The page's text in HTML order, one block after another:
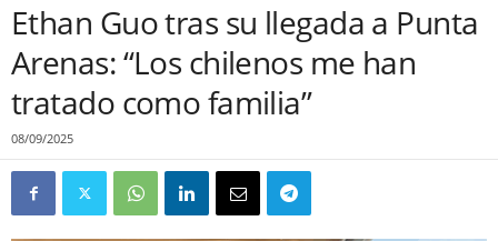
Ethan Guo tras su llegada a Punta
Arenas: “Los chilenos me han
tratado como familia”
08/09/2025